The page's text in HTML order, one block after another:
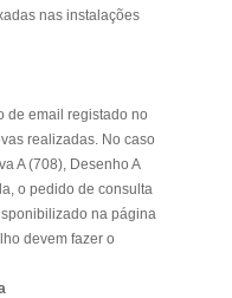
nas instalações
de email registado no
realizadas. No caso
A (708), Desenho A
o pedido de consulta
na página
devem fazer o